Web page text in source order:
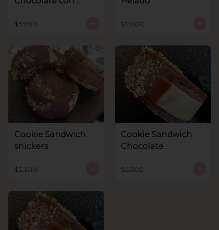
$5.900 $7.000
Cookie Sandwich
snickers
$5.300
Cookie Sandwich
Chocolate
$5.300